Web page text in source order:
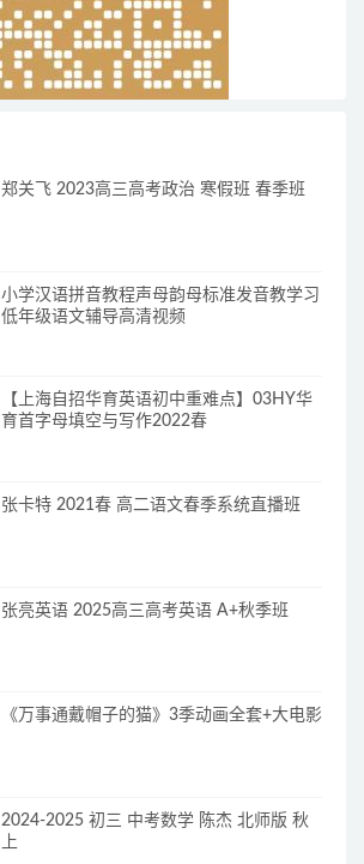
郑关飞 2023高三高考政治 寒假班 春季班
小学汉语拼音教程声母韵母标准发音教学习
低年级语文辅导高清视频
【上海自招华育英语初中重难点】03HY华
育首字母填空与写作2022春
张卡特 2021春 高二语文春季系统直播班
张亮英语 2025高三高考英语 A+秋季班
《万事通戴帽子的猫》3季动画全套+大电影
2024-2025 初三 中考数学 陈杰 北师版 秋
上